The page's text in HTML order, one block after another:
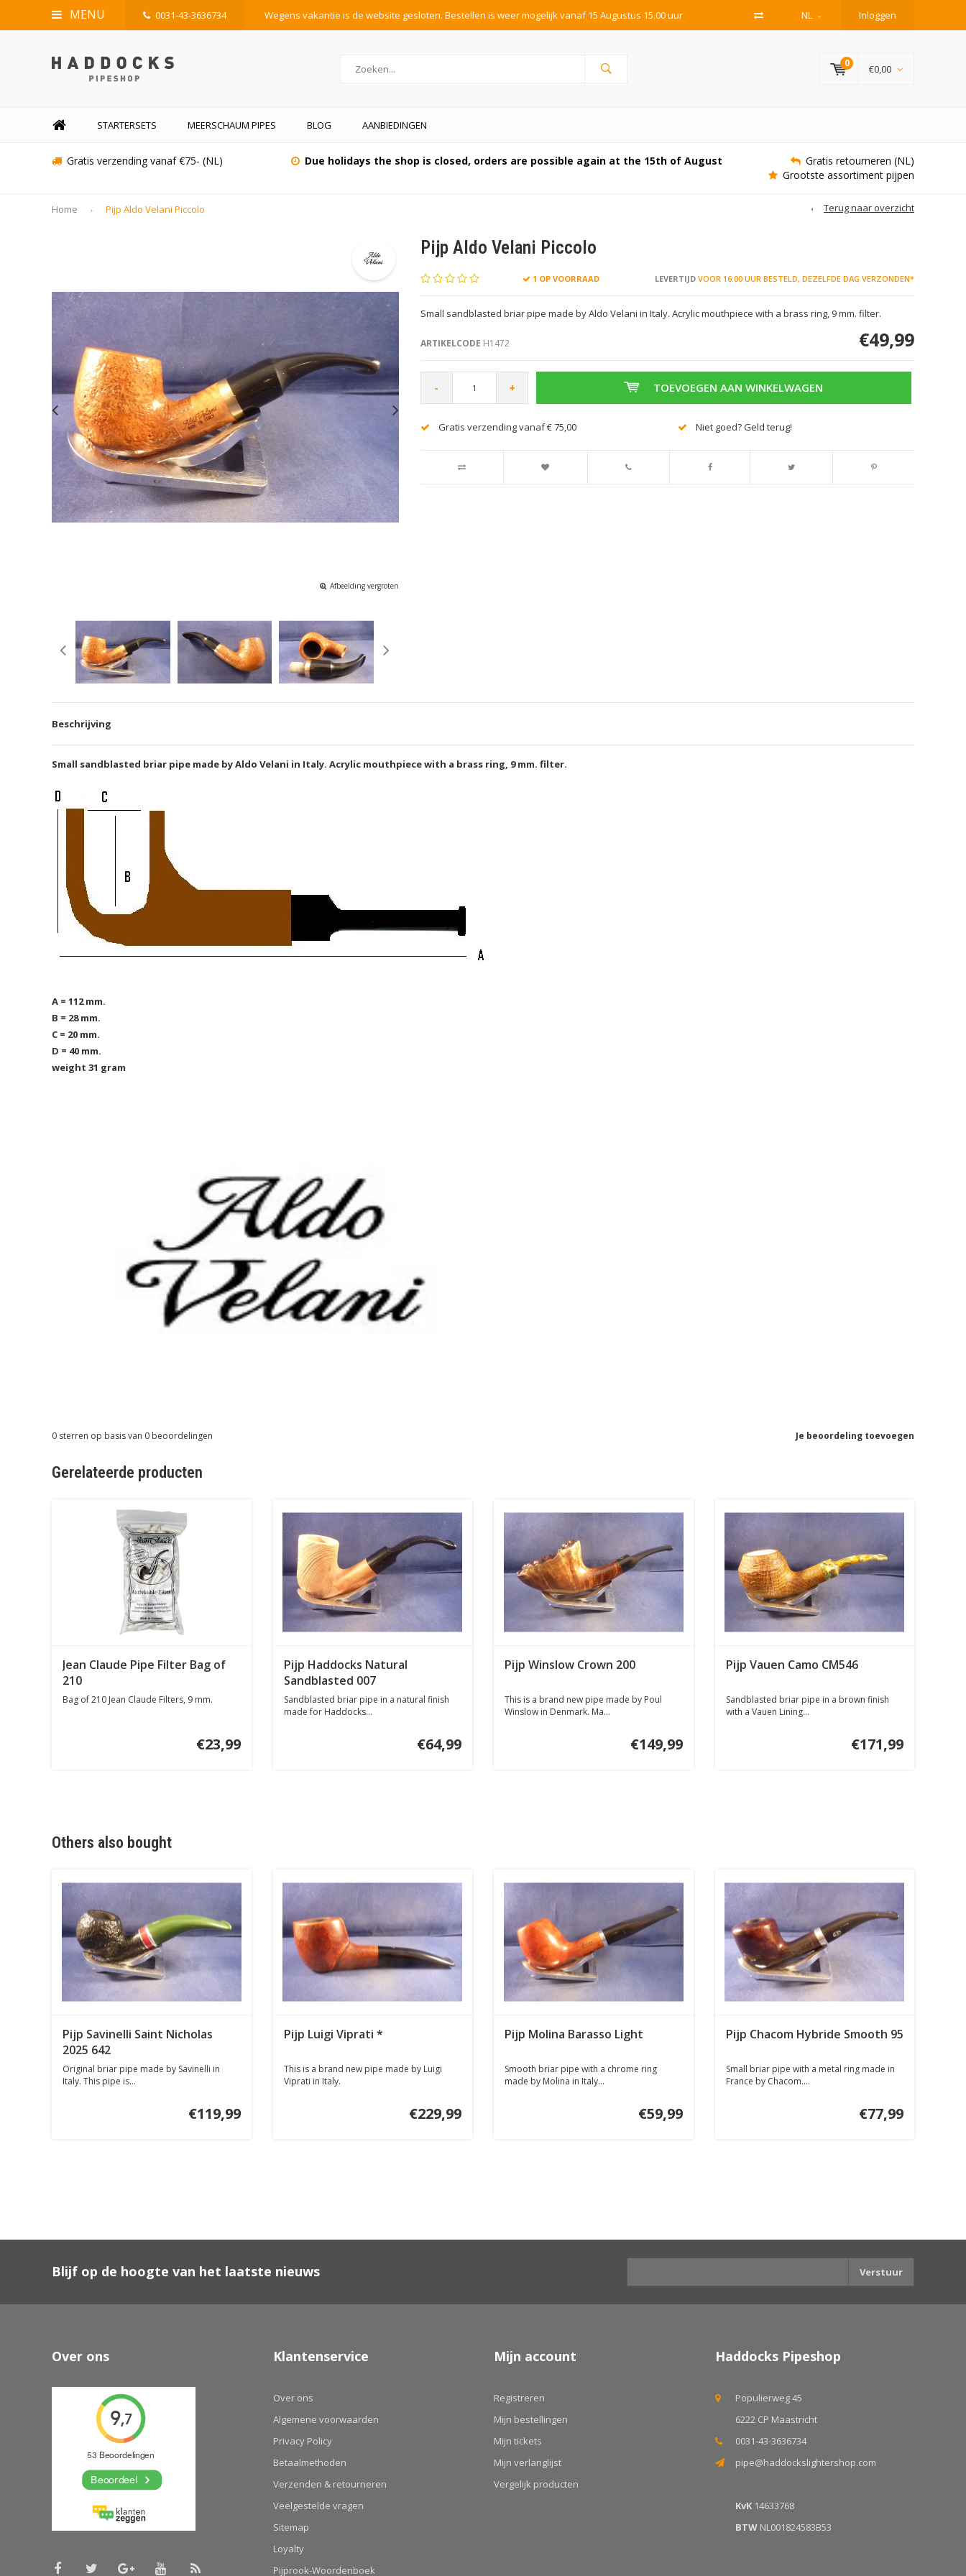
MENU 0031-43-3636734 Wegens vakantie is de website gesloten. Bestellen is weer mogelijk vanaf 15 Augustus 15.00 uur NL Inloggen
0 €0,00
STARTERSETS MEERSCHAUM PIPES BLOG AANBIEDINGEN
Gratis verzending vanaf €75- (NL) Due holidays the shop is closed, orders are possible again at the 15th of August
Gratis retourneren (NL)
Grootste assortiment pijpen
Home Pijp Aldo Velani Piccolo Terug naar overzicht
Afbeelding vergroten
Pijp Aldo Velani Piccolo
1 OP VOORRAAD LEVERTIJDVOOR 16:00 UUR BESTELD, DEZELFDE DAG VERZONDEN*
Small sandblasted briar pipe made by Aldo Velani in Italy. Acrylic mouthpiece with a brass ring, 9 mm. filter.
ARTIKELCODE H1472 €49,99
- + TOEVOEGEN AAN WINKELWAGEN
Gratis verzending vanaf € 75,00 Niet goed? Geld terug!
Beschrijving
Small sandblasted briar pipe made by Aldo Velani in Italy. Acrylic mouthpiece with a brass ring, 9 mm. filter.
A = 112 mm.
B = 28 mm.
C = 20 mm.
D = 40 mm.
weight 31 gram
Je beoordeling toevoegen
0 sterren op basis van 0 beoordelingen
Gerelateerde producten
Jean Claude Pipe Filter Bag of
210
Bag of 210 Jean Claude Filters, 9 mm.
€23,99
Pijp Haddocks Natural
Sandblasted 007
Sandblasted briar pipe in a natural finish
made for Haddocks...
€64,99
Pijp Winslow Crown 200
This is a brand new pipe made by Poul
Winslow in Denmark. Ma...
€149,99
Pijp Vauen Camo CM546
Sandblasted briar pipe in a brown finish
with a Vauen Lining...
€171,99
Others also bought
Pijp Savinelli Saint Nicholas
2025 642
Original briar pipe made by Savinelli in
Italy. This pipe is...
€119,99
Pijp Luigi Viprati *
This is a brand new pipe made by Luigi
Viprati in Italy.
€229,99
Pijp Molina Barasso Light
Smooth briar pipe with a chrome ring
made by Molina in Italy...
€59,99
Pijp Chacom Hybride Smooth 95
Small briar pipe with a metal ring made in
France by Chacom....
€77,99
Blijf op de hoogte van het laatste nieuws Verstuur
Over ons Klantenservice
Over ons
Algemene voorwaarden
Privacy Policy
Betaalmethoden
Verzenden & retourneren
Veelgestelde vragen
Sitemap
Loyalty
Pijprook-Woordenboek
Mijn account
Registreren
Mijn bestellingen
Mijn tickets
Mijn verlanglijst
Vergelijk producten
Haddocks Pipeshop
Populierweg 45
6222 CP Maastricht
0031-43-3636734
pipe@haddockslightershop.com
KvK14633768
BTWNL001824583B53